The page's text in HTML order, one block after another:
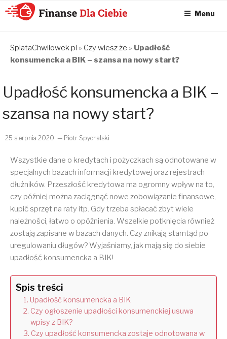
CHWILÓWEK
ONLINE – FINANSE
SPŁATA
CHWILÓWEK I
KONSOLIDACJA
CHWILÓWEK
Menu
SplataChwilowek.pl » Czy wiesz że » Upadłość
konsumencka a BIK – szansa na nowy start?
Upadłość konsumencka a BIK –
szansa na nowy start?
25 sierpnia 2020 — Piotr Spychalski
Wszystkie dane o kredytach i pożyczkach są odnotowane w
specjalnych bazach informacji kredytowej oraz rejestrach
dłużników. Przeszłość kredytowa ma ogromny wpływ na to,
czy później można zaciągnąć nowe zobowiązanie finansowe,
kupić sprzęt na raty itp. Gdy trzeba spłacać zbyt wiele
należności, łatwo o opóźnienia. Wszelkie potknięcia również
zostają zapisane w bazach danych. Czy znikają stamtąd po
uregulowaniu długów? Wyjaśniamy, jak mają się do siebie
upadłość konsumencka a BIK!
Spis treści
Upadłość konsumencka a BIK
Czy ogłoszenie upadłości konsumenckiej usuwa
wpisy z BIK?
Czy upadłość konsumencka zostaje odnotowana w